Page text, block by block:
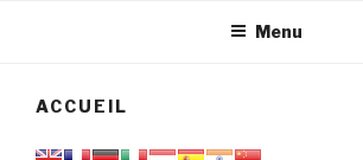
PERFORMANCE
Menu
ACCUEIL